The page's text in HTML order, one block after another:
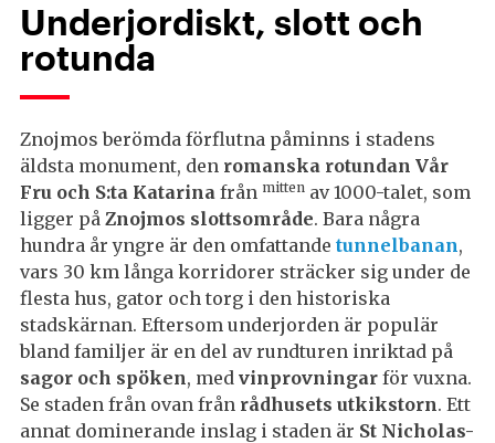
Underjordiskt, slott och
rotunda
Znojmos berömda förflutna påminns i stadens
äldsta monument, den romanska rotundan Vår
Fru och S:ta Katarina från mitten av 1000-talet, som
ligger på Znojmos slottsområde. Bara några
hundra år yngre är den omfattande tunnelbanan,
vars 30 km långa korridorer sträcker sig under de
flesta hus, gator och torg i den historiska
stadskärnan. Eftersom underjorden är populär
bland familjer är en del av rundturen inriktad på
sagor och spöken, med vinprovningar för vuxna.
Se staden från ovan från rådhusets utkikstorn. Ett
annat dominerande inslag i staden är St Nicholas-